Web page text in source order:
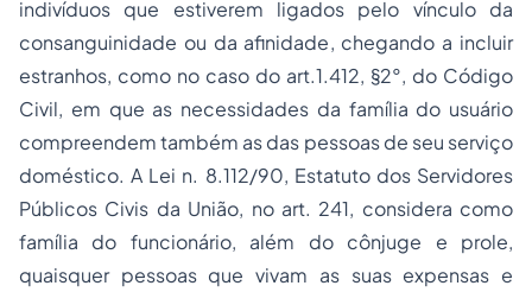
indivíduos que estiverem ligados pelo vínculo da
consanguinidade ou da afinidade, chegando a incluir
estranhos, como no caso do art.1.412, §2°, do Código
Civil, em que as necessidades da família do usuário
compreendem também as das pessoas de seu serviço
doméstico. A Lei n. 8.112/90, Estatuto dos Servidores
Públicos Civis da União, no art. 241, considera como
família do funcionário, além do cônjuge e prole,
quaisquer pessoas que vivam as suas expensas e